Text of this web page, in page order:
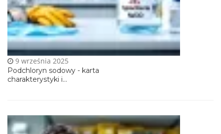
Podchloryn sodowy - karta
charakterystyki i...
9 września 2025